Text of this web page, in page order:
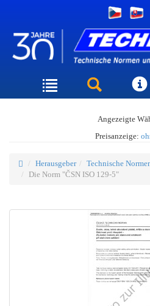
Angezeigte
Preisanzeige:
Herausgeber
Technische
Die Norm "ČSN ISO 129-5"